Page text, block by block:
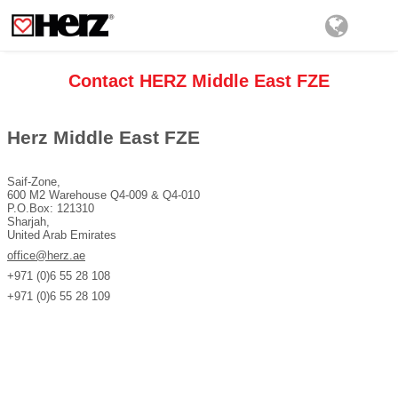
Contact HERZ Middle East FZE
Herz Middle East FZE
Saif-Zone,
600 M2 Warehouse Q4-009 & Q4-010
P.O.Box: 121310
Sharjah,
United Arab Emirates
office@herz.ae
+971 (0)6 55 28 108
+971 (0)6 55 28 109